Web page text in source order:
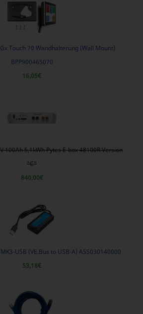
Touch 70 Wandhalterung (Wall Mount)
BPP900465070
16,05€
100Ah 5,1kWh Pytes E-box 48100R Version
"C"
840,00€
USB (VE.Bus to USB-A) ASS030140000
53,18€